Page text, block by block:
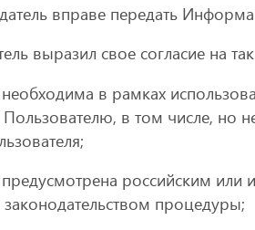
вправе передать
выразил свое согласие на
в рамках
Пользователю, в том числе, но
российским
законодательством процедуры;